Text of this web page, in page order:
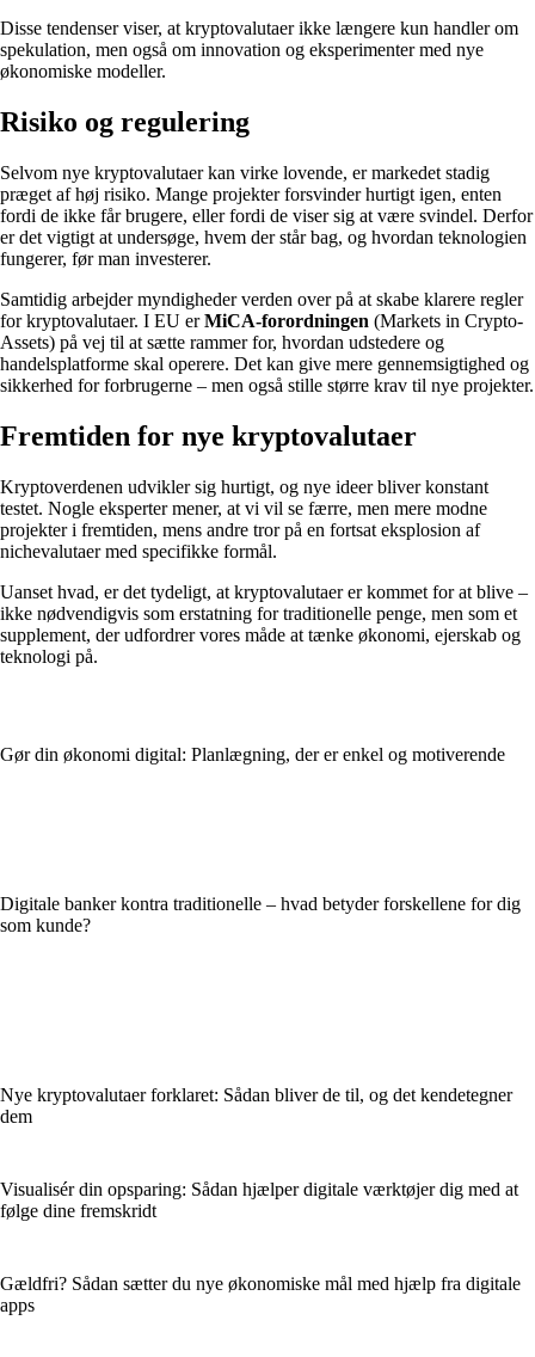
Disse tendenser viser, at kryptovalutaer ikke længere kun handler om
spekulation, men også om innovation og eksperimenter med nye
økonomiske modeller.
Risiko og regulering
Selvom nye kryptovalutaer kan virke lovende, er markedet stadig
præget af høj risiko. Mange projekter forsvinder hurtigt igen, enten
fordi de ikke får brugere, eller fordi de viser sig at være svindel. Derfor
er det vigtigt at undersøge, hvem der står bag, og hvordan teknologien
fungerer, før man investerer.
Samtidig arbejder myndigheder verden over på at skabe klarere regler
for kryptovalutaer. I EU erMiCA-forordningen (Markets in Crypto-
Assets) på vej til at sætte rammer for, hvordan udstedere og
handelsplatforme skal operere. Det kan give mere gennemsigtighed og
sikkerhed for forbrugerne – men også stille større krav til nye projekter.
Fremtiden for nye kryptovalutaer
Kryptoverdenen udvikler sig hurtigt, og nye ideer bliver konstant
testet. Nogle eksperter mener, at vi vil se færre, men mere modne
projekter i fremtiden, mens andre tror på en fortsat eksplosion af
nichevalutaer med specifikke formål.
Uanset hvad, er det tydeligt, at kryptovalutaer er kommet for at blive –
ikke nødvendigvis som erstatning for traditionelle penge, men som et
supplement, der udfordrer vores måde at tænke økonomi, ejerskab og
teknologi på.
Gør din økonomi digital: Planlægning, der er enkel og motiverende
Digitale banker kontra traditionelle – hvad betyder forskellene for dig
som kunde?
Nye kryptovalutaer forklaret: Sådan bliver de til, og det kendetegner
dem
Visualisér din opsparing: Sådan hjælper digitale værktøjer dig med at
følge dine fremskridt
Gældfri? Sådan sætter du nye økonomiske mål med hjælp fra digitale
apps